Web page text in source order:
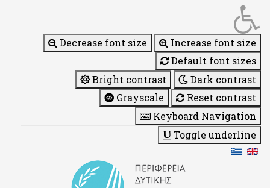
Decrease font size
Increase font size
Default font sizes
Bright contrast
Dark contrast
Grayscale
Reset contrast
Keyboard Navigation
Toggle underline